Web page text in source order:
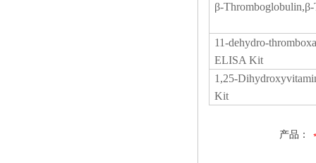
β-
11-dehydro-
ELISA Kit
1,25-
Kit
产品：